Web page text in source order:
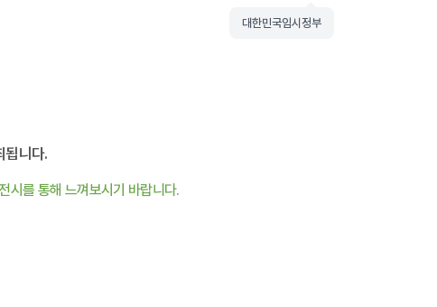
대한민국임시정부
됩니다.
시를 통해 느껴보시기 바랍니다.